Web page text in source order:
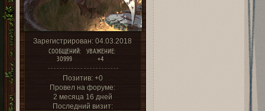
Зарегистрирован: 04.03.2018
СООБЩЕНИЙ:
30999
УВАЖЕНИЕ:
+4
Позитив: +0
Провел на форуме:
2 месяца 16 дней
Последний визит: